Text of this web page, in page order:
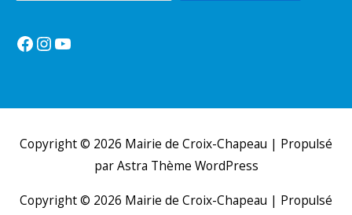
Facebook
Instagram
YouTube
Copyright © 2026 Mairie de Croix-Chapeau | Propulsé
parAstra Thème WordPress
Copyright © 2026 Mairie de Croix-Chapeau | Propulsé